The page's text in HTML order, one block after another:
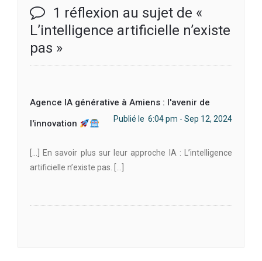
1 réflexion au sujet de «
L’intelligence artificielle n’existe
pas »
Agence IA générative à Amiens : l'avenir de
l'innovation
Publié le 6:04 pm - Sep 12, 2024
[…] En savoir plus sur leur approche IA : L’intelligence
artificielle n’existe pas. […]